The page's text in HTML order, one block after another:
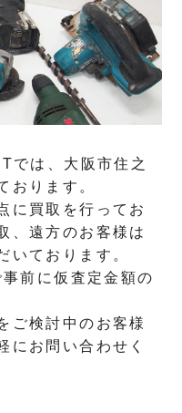
では、大阪市住之
おります。
に買取を行ってお
、遠方のお客様は
いております。
前に仮査定金額の
ご検討中のお客様
にお問い合わせく